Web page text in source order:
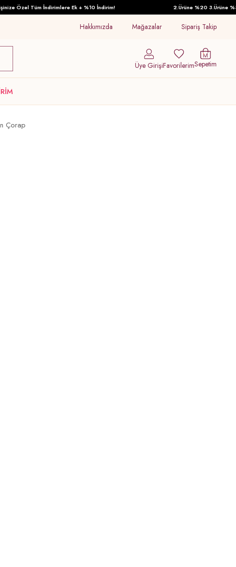
Özel Tüm İndirimlere Ek + %10 İndirim! 2.Ürüne %20 3.Ürüne %30
Hakkımızda Mağazalar Sipariş Takip
Üye GirişiFavorilerimSepetim
Çorap